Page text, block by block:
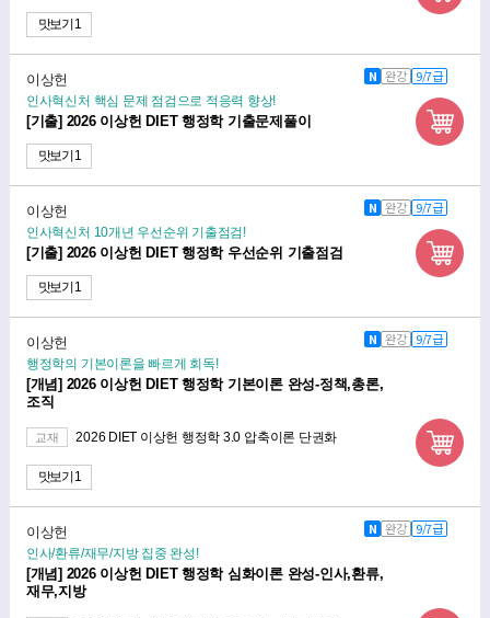
맛보기 1
이상헌 N 완강 9/7급
인사혁신처 핵심 문제 점검으로 적응력 향상!
[기출] 2026 이상헌 DIET 행정학 기출문제풀이
맛보기 1
이상헌 N 완강 9/7급
인사혁신처 10개년 우선순위 기출점검!
[기출] 2026 이상헌 DIET 행정학 우선순위 기출점검
맛보기 1
이상헌 N 완강 9/7급
행정학의 기본이론을 빠르게 회독!
[개념] 2026 이상헌 DIET 행정학 기본이론 완성-정책,총론,
조직
교재 2026 DIET 이상헌 행정학 3.0 압축이론 단권화
맛보기 1
이상헌 N 완강 9/7급
인사/환류/재무/지방 집중 완성!
[개념] 2026 이상헌 DIET 행정학 심화이론 완성-인사,환류,
재무,지방